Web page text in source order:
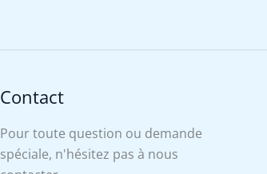
Contact
Pour toute question ou demande
spéciale, n'hésitez pas à nous